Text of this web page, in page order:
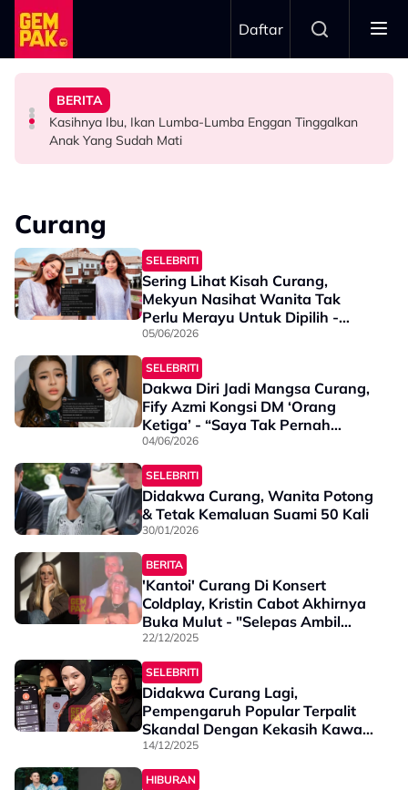
Skip to main content
Daftar
HIBURAN
Bawa Anak Ke Klinik, Syasya Rizal Terkejut Dikenali
Doktor
HIBURAN
“Dah Boleh Dapat Job Bersama Lepas Ini” – Abby Abadi
Doa Terbaik Buat Marissa, Munir
BERITA
Kasihnya Ibu, Ikan Lumba-Lumba Enggan Tinggalkan
Anak Yang Sudah Mati
ANTARABANGSA
Pengantin Penat Sampai Tertidur Atas Pelamin
Curang
SELEBRITI
Sering Lihat Kisah Curang,
Mekyun Nasihat Wanita Tak
Perlu Merayu Untuk Dipilih -
“Lelaki Curang Tak Menjadikan
Anda Kurang Cantik, Kurang
Berharga…”
05/06/2026
SELEBRITI
Dakwa Diri Jadi Mangsa Curang,
Fify Azmi Kongsi DM ‘Orang
Ketiga’ - “Saya Tak Pernah
Menyangka…”
04/06/2026
SELEBRITI
Didakwa Curang, Wanita Potong
& Tetak Kemaluan Suami 50 Kali
30/01/2026
BERITA
'Kantoi' Curang Di Konsert
Coldplay, Kristin Cabot Akhirnya
Buka Mulut - "Selepas Ambil
Minuman Keras, Saya..."
22/12/2025
SELEBRITI
Didakwa Curang Lagi,
Pempengaruh Popular Terpalit
Skandal Dengan Kekasih Kawan
- "Cukuplah Rumah Tangga Kau
Dah Hancur..."
14/12/2025
HIBURAN